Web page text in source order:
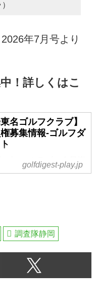
年7月号より
！詳しくはこ
東名ゴルフクラブ】
募集情報-ゴルフダ
ゴルフクラブの会員権
ダイジェスト社へ。視
golfdigest-play.jp
調査隊静岡